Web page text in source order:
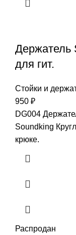
Держатель
для гит.
Стойки и
950 ₽
DG004
Soundking
крюке.
Распродан